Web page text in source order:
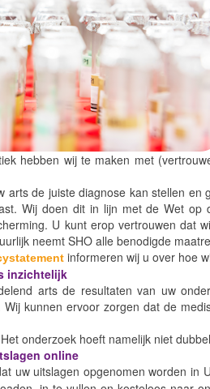
hebben wij te maken met
arts de juiste diagnose kan stellen
Wij doen dit in lijn met de Wet op
U kunt erop vertrouwen dat
neemt SHO alle benodigde
informeren wij u over hoe
inzichtelijk
arts de resultaten van uw
kunnen ervoor zorgen dat de
onderzoek hoeft namelijk niet
online
uw uitslagen opgenomen worden